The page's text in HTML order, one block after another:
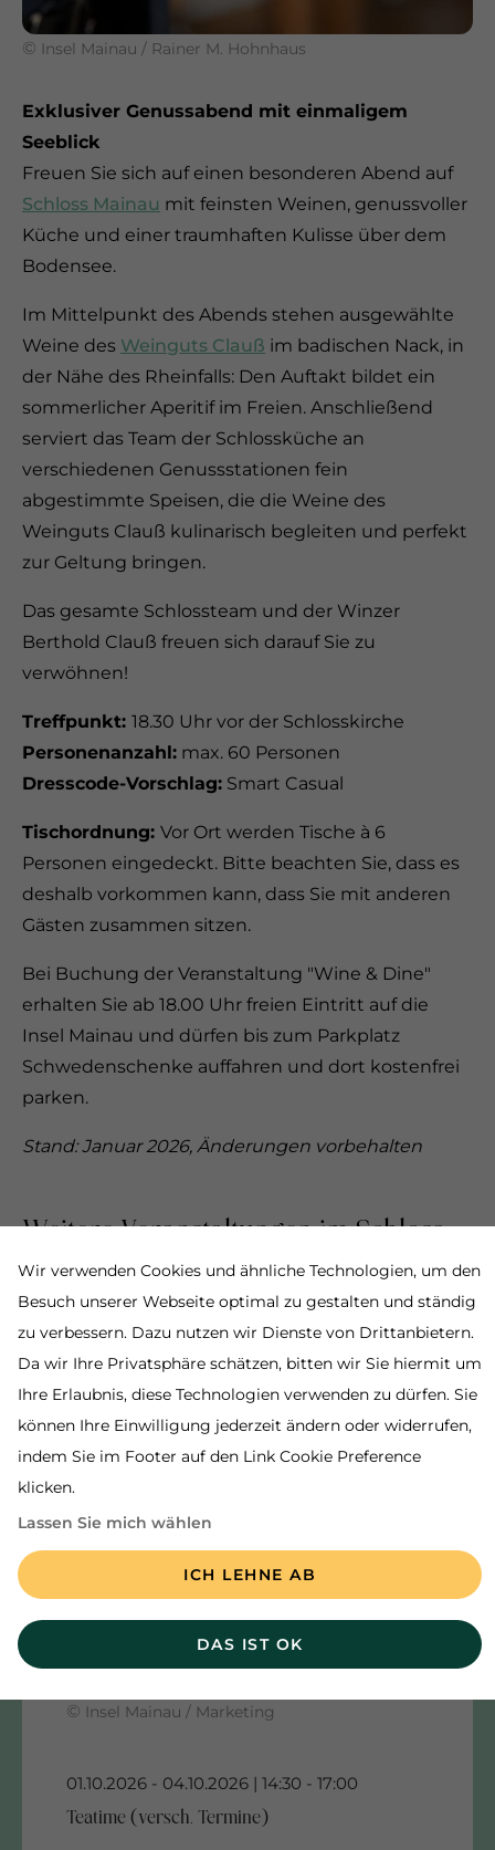
Wir verwenden Cookies und ähnliche Technologien, um den
Besuch unserer Webseite optimal zu gestalten und ständig
zu verbessern. Dazu nutzen wir Dienste von Drittanbietern.
Da wir Ihre Privatsphäre schätzen, bitten wir Sie hiermit um
Ihre Erlaubnis, diese Technologien verwenden zu dürfen. Sie
können Ihre Einwilligung jederzeit ändern oder widerrufen,
indem Sie im Footer auf den Link Cookie Preference
klicken.
Lassen Sie mich wählen
ICH LEHNE AB
DAS IST OK
© Insel Mainau / Rainer M. Hohnhaus
Exklusiver Genussabend mit einmaligem
Seeblick
Freuen Sie sich auf einen besonderen Abend auf
Schloss Mainau mit feinsten Weinen, genussvoller
Küche und einer traumhaften Kulisse über dem
Bodensee.
Im Mittelpunkt des Abends stehen ausgewählte
Weine des Weinguts Clauß im badischen Nack, in
der Nähe des Rheinfalls: Den Auftakt bildet ein
sommerlicher Aperitif im Freien. Anschließend
serviert das Team der Schlossküche an
verschiedenen Genussstationen fein
abgestimmte Speisen, die die Weine des
Weinguts Clauß kulinarisch begleiten und perfekt
zur Geltung bringen.
Das gesamte Schlossteam und der Winzer
Berthold Clauß freuen sich darauf Sie zu
verwöhnen!
Treffpunkt: 18.30 Uhr vor der Schlosskirche
Personenanzahl: max. 60 Personen
Dresscode-Vorschlag: Smart Casual
Tischordnung: Vor Ort werden Tische à 6
Personen eingedeckt. Bitte beachten Sie, dass es
deshalb vorkommen kann, dass Sie mit anderen
Gästen zusammen sitzen.
Bei Buchung der Veranstaltung "Wine & Dine"
erhalten Sie ab 18.00 Uhr freien Eintritt auf die
Insel Mainau und dürfen bis zum Parkplatz
Schwedenschenke auffahren und dort kostenfrei
parken.
Stand: Januar 2026, Änderungen vorbehalten
Weitere Veranstaltungen im Schloss
Mainau
© Insel Mainau / Marketing